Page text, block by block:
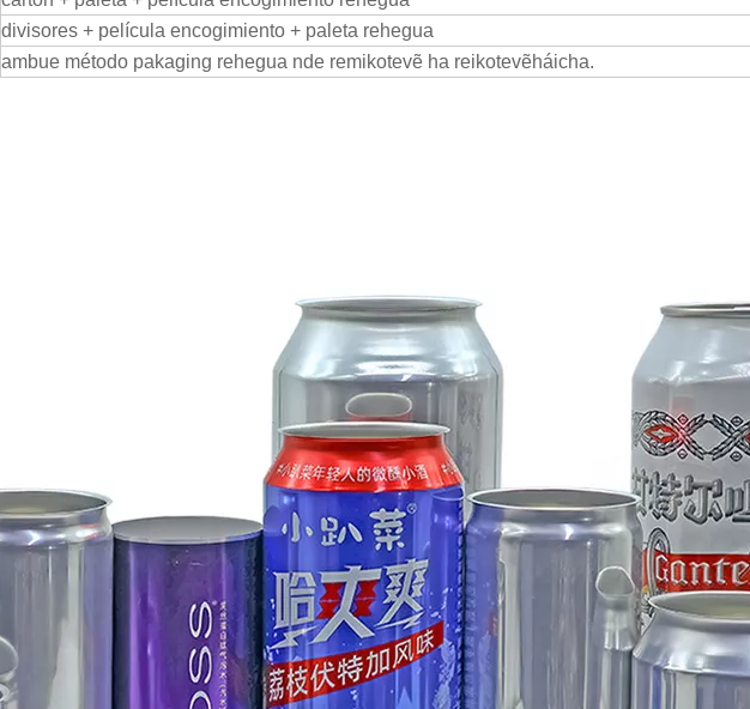
divisores + película encogimiento + paleta rehegua
ambue método pakaging rehegua nde remikotevẽ ha reikotevẽháicha.